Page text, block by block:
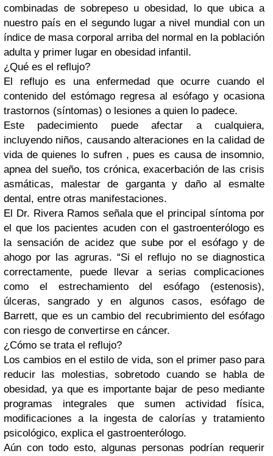
combinadas de sobrepeso u obesidad, lo que ubica a
nuestro país en el segundo lugar a nivel mundial con un
índice de masa corporal arriba del normal en la población
adulta y primer lugar en obesidad infantil.
¿Qué es el reflujo?
El reflujo es una enfermedad que ocurre cuando el
contenido del estómago regresa al esófago y ocasiona
trastornos (síntomas) o lesiones a quien lo padece.
Este padecimiento puede afectar a cualquiera,
incluyendo niños, causando alteraciones en la calidad de
vida de quienes lo sufren , pues es causa de insomnio,
apnea del sueño, tos crónica, exacerbación de las crisis
asmáticas, malestar de garganta y daño al esmalte
dental, entre otras manifestaciones.
El Dr. Rivera Ramos señala que el principal síntoma por
el que los pacientes acuden con el gastroenterólogo es
la sensación de acidez que sube por el esófago y de
ahogo por las agruras. “Si el reflujo no se diagnostica
correctamente, puede llevar a serias complicaciones
como el estrechamiento del esófago (estenosis),
úlceras, sangrado y en algunos casos, esófago de
Barrett, que es un cambio del recubrimiento del esófago
con riesgo de convertirse en cáncer.
¿Cómo se trata el reflujo?
Los cambios en el estilo de vida, son el primer paso para
reducir las molestias, sobretodo cuando se habla de
obesidad, ya que es importante bajar de peso mediante
programas integrales que sumen actividad física,
modificaciones a la ingesta de calorías y tratamiento
psicológico, explica el gastroenterólogo.
Aún con todo esto, algunas personas podrían requerir